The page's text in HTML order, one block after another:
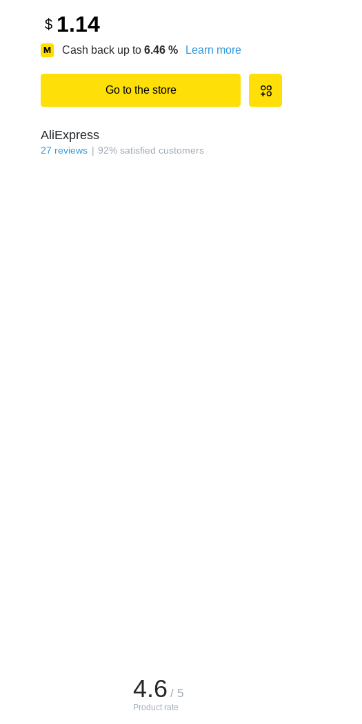
$ 1.14
Cash back up to 6.46 % Learn more
Go to the store
AliExpress
27 reviews 92% satisfied customers
4.6 / 5
Product rate